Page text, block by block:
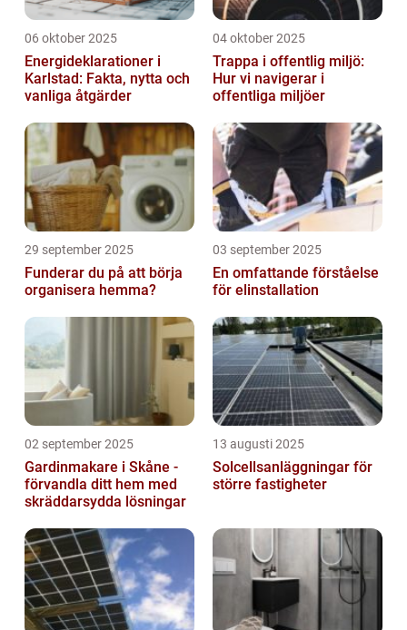
06 oktober 2025
Energideklarationer i
Karlstad: Fakta, nytta och
vanliga åtgärder
04 oktober 2025
Trappa i offentlig miljö:
Hur vi navigerar i
offentliga miljöer
29 september 2025
Funderar du på att börja
organisera hemma?
03 september 2025
En omfattande förståelse
för elinstallation
02 september 2025
Gardinmakare i Skåne -
förvandla ditt hem med
skräddarsydda lösningar
13 augusti 2025
Solcellsanläggningar för
större fastigheter